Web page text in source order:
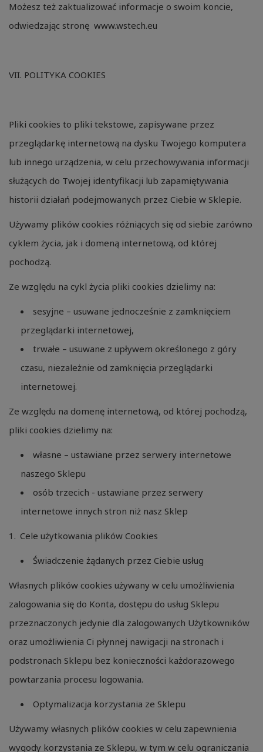
Możesz też zaktualizować informacje o swoim koncie,
odwiedzając stronę www.wstech.eu
VII. POLITYKA COOKIES
Pliki cookies to pliki tekstowe, zapisywane przez
przeglądarkę internetową na dysku Twojego komputera
lub innego urządzenia, w celu przechowywania informacji
służących do Twojej identyfikacji lub zapamiętywania
historii działań podejmowanych przez Ciebie w Sklepie.
Używamy plików cookies różniących się od siebie zarówno
cyklem życia, jak i domeną internetową, od której
pochodzą.
Ze względu na cykl życia pliki cookies dzielimy na:
sesyjne – usuwane jednocześnie z zamknięciem
przeglądarki internetowej,
trwałe – usuwane z upływem określonego z góry
czasu, niezależnie od zamknięcia przeglądarki
internetowej.
Ze względu na domenę internetową, od której pochodzą,
pliki cookies dzielimy na:
własne – ustawiane przez serwery internetowe
naszego Sklepu
osób trzecich - ustawiane przez serwery
internetowe innych stron niż nasz Sklep
Cele użytkowania plików Cookies
Świadczenie żądanych przez Ciebie usług
Własnych plików cookies używany w celu umożliwienia
zalogowania się do Konta, dostępu do usług Sklepu
przeznaczonych jedynie dla zalogowanych Użytkowników
oraz umożliwienia Ci płynnej nawigacji na stronach i
podstronach Sklepu bez konieczności każdorazowego
powtarzania procesu logowania.
Optymalizacja korzystania ze Sklepu
Używamy własnych plików cookies w celu zapewnienia
wygody korzystania ze Sklepu, w tym w celu ograniczania